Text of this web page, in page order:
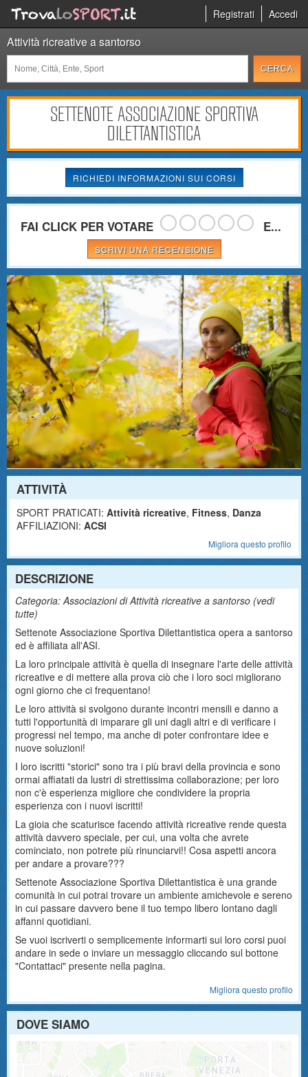
Registrati Accedi
Attività ricreative a santorso
SETTENOTE ASSOCIAZIONE SPORTIVA
DILETTANTISTICA
RICHIEDI INFORMAZIONI SUI CORSI
FAI CLICK PER VOTARE E...
SCRIVI UNA RECENSIONE
ATTIVITÀ
SPORT PRATICATI: Attività ricreative, Fitness, Danza
AFFILIAZIONI: ACSI
Migliora questo profilo
DESCRIZIONE
Categoria: Associazioni di Attività ricreative a santorso (vedi
tutte)
Settenote Associazione Sportiva Dilettantistica opera a santorso
ed è affiliata all'ASI.
La loro principale attività è quella di insegnare l'arte delle attività
ricreative e di mettere alla prova ciò che i loro soci migliorano
ogni giorno che ci frequentano!
Le loro attività si svolgono durante incontri mensili e danno a
tutti l'opportunità di imparare gli uni dagli altri e di verificare i
progressi nel tempo, ma anche di poter confrontare idee e
nuove soluzioni!
I loro iscritti "storici" sono tra i più bravi della provincia e sono
ormai affiatati da lustri di strettissima collaborazione; per loro
non c'è esperienza migliore che condividere la propria
esperienza con i nuovi iscritti!
La gioia che scaturisce facendo attività ricreative rende questa
attività davvero speciale, per cui, una volta che avrete
cominciato, non potrete più rinunciarvi!! Cosa aspetti ancora
per andare a provare???
Settenote Associazione Sportiva Dilettantistica è una grande
comunità in cui potrai trovare un ambiente amichevole e sereno
in cui passare davvero bene il tuo tempo libero lontano dagli
affanni quotidiani.
Se vuoi iscriverti o semplicemente informarti sui loro corsi puoi
andare in sede o inviare un messaggio cliccando sul bottone
"Contattaci" presente nella pagina.
Migliora questo profilo
DOVE SIAMO